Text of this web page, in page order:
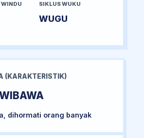
WINDU SIKLUS WUKU
WUGU
(KARAKTERISTIK)
dihormati orang banyak